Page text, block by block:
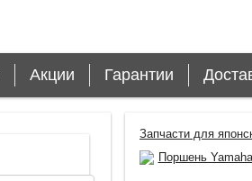
Акции Гарантии
Запчасти для